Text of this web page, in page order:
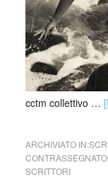
cctm collettivo …
ARCHIVIATO IN:
SCRITTORI